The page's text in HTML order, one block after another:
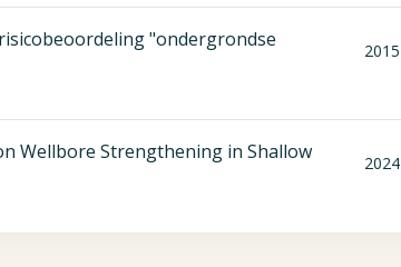
"ondergrondse
2015
Wellbore Strengthening in Shallow
2024